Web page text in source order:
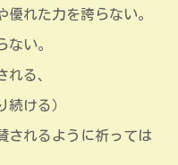
れた力を誇らない。
ない。
れる、
続ける）
されるように祈っては